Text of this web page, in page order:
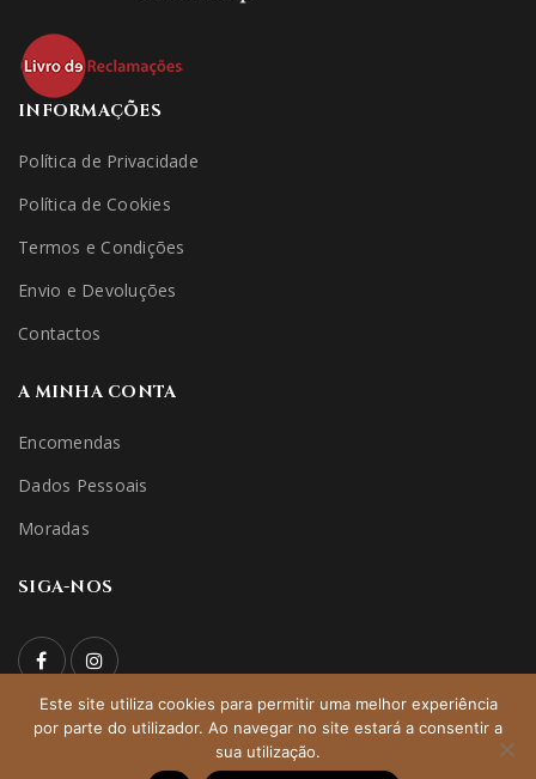
INFORMAÇÕES
Política de Privacidade
Política de Cookies
Termos e Condições
Envio e Devoluções
Contactos
A MINHA CONTA
Encomendas
Dados Pessoais
Moradas
SIGA-NOS
© 2022 niceridehorseshop | All Rights Reserved – Direitos
Este site utiliza cookies para permitir uma melhor experiência
por parte do utilizador. Ao navegar no site estará a consentir a
sua utilização.